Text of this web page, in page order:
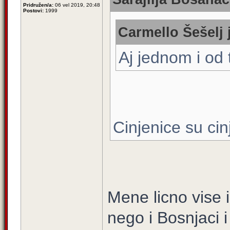
Pridružen/a: 06 vel 2019, 20:48
Postovi: 1999
Carmello Šešelj
Aj jednom i od
Cinjenice su
Mene licno vise
nego i Bosnjaci